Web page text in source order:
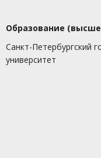
Образование
Санкт-Петербургский
университет